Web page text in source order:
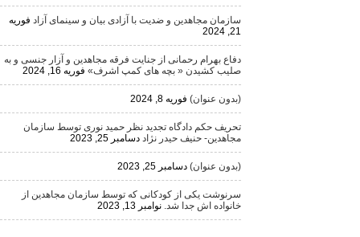
سازمان مجاهدین و ضدیت با آزادی بیان و سینمای آزاد فوریه
دفاع بهرام رحمانی از جنایت فرقه مجاهدین و آزار جنسی و به
صلیب کشیدن « بچه های کمپ اشرف» فوریه 16, 2024
(بدون عنوان) فوریه 8, 2024
تحریف حکم دادگاه تجدید نظر حمید نوری توسط سازمان
مجاهدین- حنیف حیدر نژاد دسامبر 25, 2023
(بدون عنوان) دسامبر 25, 2023
سرنوشت یکی از کودکانی که توسط سازمان مجاهدین از
خانواده اش جدا شد. نوامبر 13, 2023